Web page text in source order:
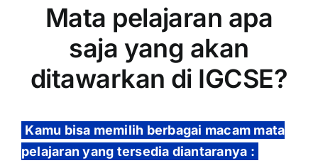
Mata pelajaran apa
saja yang akan
ditawarkan di IGCSE?
Kamu bisa memilih berbagai macam mata
pelajaran yang tersedia diantaranya :